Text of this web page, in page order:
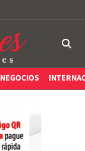
NEGOCIOS